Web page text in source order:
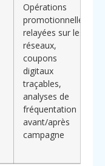
Opérations
promotionnelles
relayées sur les
réseaux,
coupons
digitaux
traçables,
analyses de
fréquentation
avant/après
campagne